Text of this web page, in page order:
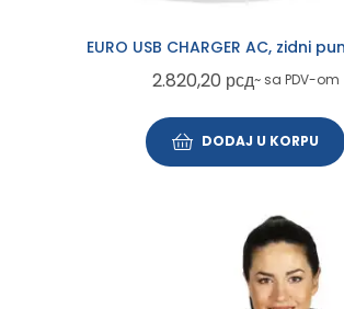
EURO USB CHARGER AC, zidni
2.820,20 рсд~ sa PDV-om
DODAJ U KORPU